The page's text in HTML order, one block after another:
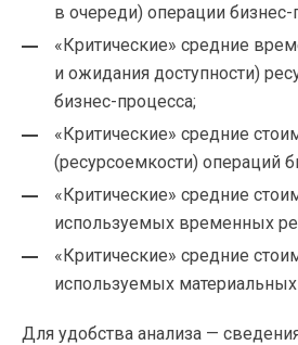
в очереди) операции бизнес-
«Критические» средние
и ожидания доступности)
бизнес-процесса;
«Критические» средние
(ресурсоемкости) операций
«Критические» средние
используемых временных
«Критические» средние
используемых материальных
Для удобства анализа —